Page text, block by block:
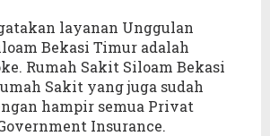
layanan Unggulan
Bekasi Timur adalah
Rumah Sakit Siloam Bekasi
Sakit yang juga sudah
hampir semua Privat
Insurance.